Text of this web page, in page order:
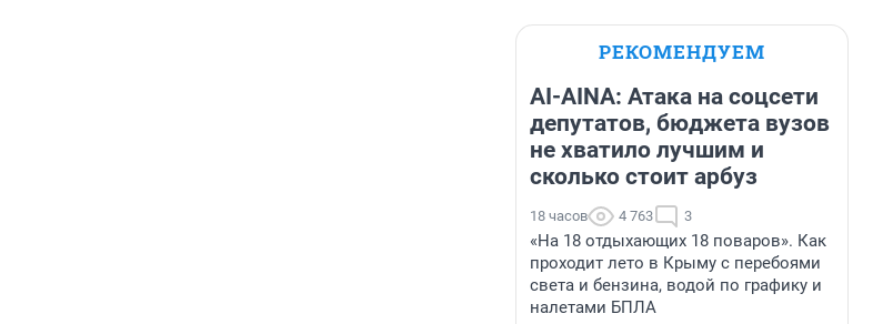
РЕКОМЕНДУЕМ
AI-AINA: Атака на соцсети
депутатов, бюджета вузов
не хватило лучшим и
сколько стоит арбуз
18 часов 4 763 3
«На 18 отдыхающих 18 поваров». Как
проходит лето в Крыму с перебоями
света и бензина, водой по графику и
налетами БПЛА